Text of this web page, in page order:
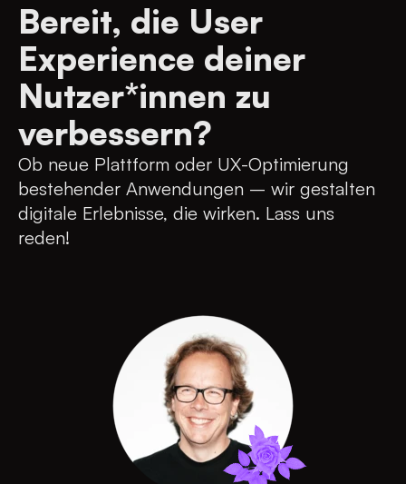
Bereit, die User
Experience deiner
Nutzer*innen zu
verbessern?
Ob neue Plattform oder UX-Optimierung
bestehender Anwendungen – wir gestalten
digitale Erlebnisse, die wirken. Lass uns
reden!